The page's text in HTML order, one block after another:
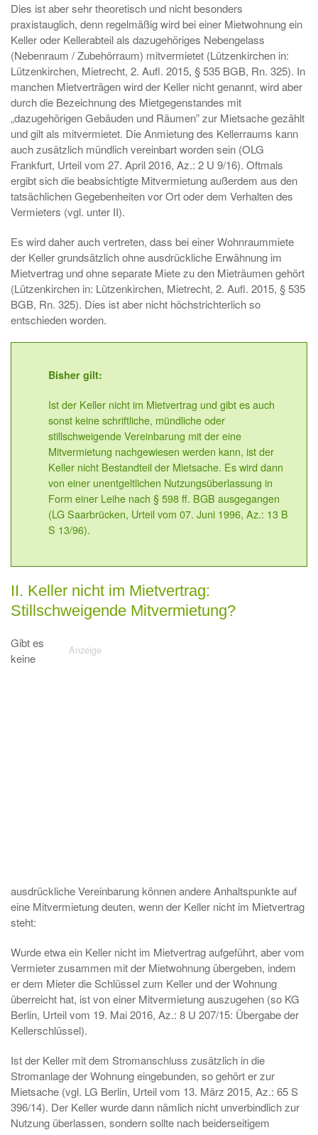
Dies ist aber sehr theoretisch und nicht besonders
praxistauglich, denn regelmäßig wird bei einer Mietwohnung ein
Keller oder Kellerabteil als dazugehöriges Nebengelass
(Nebenraum / Zubehörraum) mitvermietet (Lützenkirchen in:
Lützenkirchen, Mietrecht, 2. Aufl. 2015, § 535 BGB, Rn. 325). In
manchen Mietverträgen wird der Keller nicht genannt, wird aber
durch die Bezeichnung des Mietgegenstandes mit
„dazugehörigen Gebäuden und Räumen” zur Mietsache gezählt
und gilt als mitvermietet. Die Anmietung des Kellerraums kann
auch zusätzlich mündlich vereinbart worden sein (OLG
Frankfurt, Urteil vom 27. April 2016, Az.: 2 U 9/16). Oftmals
ergibt sich die beabsichtigte Mitvermietung außerdem aus den
tatsächlichen Gegebenheiten vor Ort oder dem Verhalten des
Vermieters (vgl. unter II).
Es wird daher auch vertreten, dass bei einer Wohnraummiete
der Keller grundsätzlich ohne ausdrückliche Erwähnung im
Mietvertrag und ohne separate Miete zu den Mieträumen gehört
(Lützenkirchen in: Lützenkirchen, Mietrecht, 2. Aufl. 2015, § 535
BGB, Rn. 325). Dies ist aber nicht höchstrichterlich so
entschieden worden.
Bisher gilt:
Ist der Keller nicht im Mietvertrag und gibt es auch
sonst keine schriftliche, mündliche oder
stillschweigende Vereinbarung mit der eine
Mitvermietung nachgewiesen werden kann, ist der
Keller nicht Bestandteil der Mietsache. Es wird dann
von einer unentgeltlichen Nutzungsüberlassung in
Form einer Leihe nach § 598 ff. BGB ausgegangen
(LG Saarbrücken, Urteil vom 07. Juni 1996, Az.: 13 B
S 13/96).
II. Keller nicht im Mietvertrag:
Stillschweigende Mitvermietung?
Gibt es
keine
ausdrückliche Vereinbarung können andere Anhaltspunkte auf
eine Mitvermietung deuten, wenn der Keller nicht im Mietvertrag
steht:
Wurde etwa ein Keller nicht im Mietvertrag aufgeführt, aber vom
Vermieter zusammen mit der Mietwohnung übergeben, indem
er dem Mieter die Schlüssel zum Keller und der Wohnung
überreicht hat, ist von einer Mitvermietung auszugehen (so KG
Berlin, Urteil vom 19. Mai 2016, Az.: 8 U 207/15: Übergabe der
Kellerschlüssel).
Ist der Keller mit dem Stromanschluss zusätzlich in die
Stromanlage der Wohnung eingebunden, so gehört er zur
Mietsache (vgl. LG Berlin, Urteil vom 13. März 2015, Az.: 65 S
396/14). Der Keller wurde dann nämlich nicht unverbindlich zur
Nutzung überlassen, sondern sollte nach beiderseitigem